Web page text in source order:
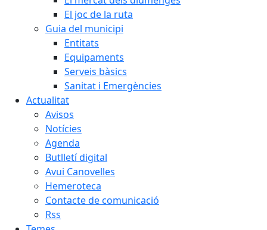
El joc de la ruta
Guia del municipi
Entitats
Equipaments
Serveis bàsics
Sanitat i Emergències
Actualitat
Avisos
Notícies
Agenda
Butlletí digital
Avui Canovelles
Hemeroteca
Contacte de comunicació
Rss